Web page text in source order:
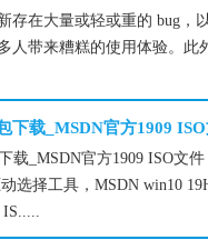
存在大量或轻或重的 bug，
人带来糟糕的使用体验。
下载_MSDN官方1909
载_MSDN官方1909 ISO文
选择工具，MSDN win10
IS.....